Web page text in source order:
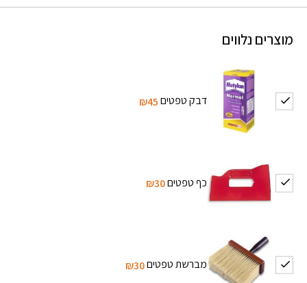
מוצרים נלווים
דבק טפטים₪45
כף טפטים₪30
מברשת טפטים₪30